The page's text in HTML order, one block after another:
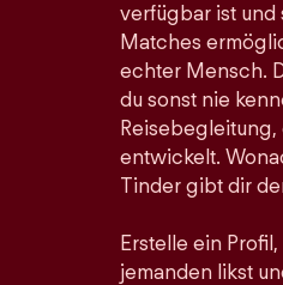
verfügbar ist
Matches
echter Mensch.
du sonst nie
entwickelt.
Tinder gibt dir
Erstelle ein
jemanden likst